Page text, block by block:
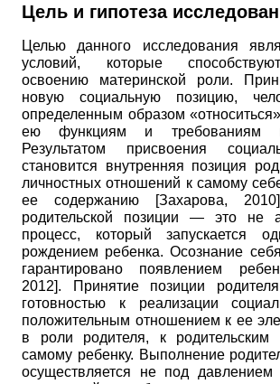
Цель и гипотеза
Целью данного исследования
условий, которые
освоению материнской роли.
новую социальную позицию,
определенным образом
ею функциям и требованиям
Результатом присвоения
становится внутренняя позиция
личностных отношений к самому
ее содержанию
[Захарова, 2010]
родительской позиции — это не
процесс, который запускается
рождением ребенка. Осознание
гарантировано появлением
2012]. Принятие позиции родителя
готовностью к реализации
положительным отношением к ее
в роли родителя, к
самому ребенку. Выполнение
осуществляется не под